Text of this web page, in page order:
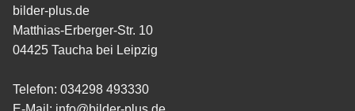
bilder-plus.de
Matthias-Erberger-Str. 10
04425 Taucha bei Leipzig
Telefon: 034298 493330